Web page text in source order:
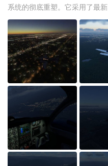
系统的彻底重塑。它采用了最新